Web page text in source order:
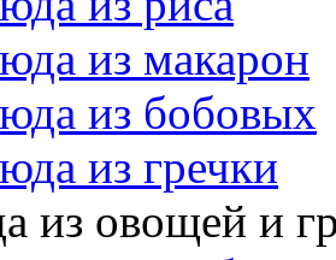
из макарон
из бобовых
из гречки
из овощей и